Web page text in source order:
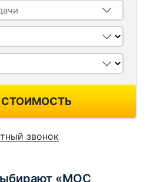
СТОИМОСТЬ
звонок
«МОС